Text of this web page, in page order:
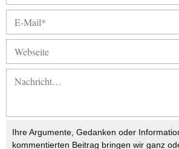
Ihre Argumente, Gedanken oder
kommentierten Beitrag bringen wir ganz